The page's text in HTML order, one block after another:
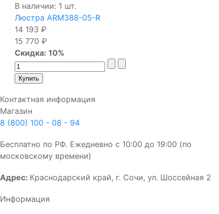
В наличии: 1 шт.
Люстра ARM388-05-R
14 193 ₽
15 770 ₽
Скидка: 10%
Контактная информация
Магазин
8 (800) 100 - 08 - 94
Бесплатно по РФ. Ежедневно с 10:00 до 19:00 (по
московскому времени)
Адрес: Краснодарский край, г. Сочи, ул. Шоссейная 2
Информация